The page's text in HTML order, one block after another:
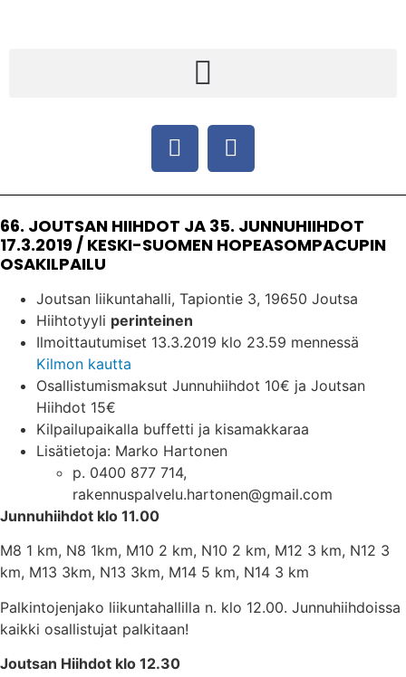
66. JOUTSAN HIIHDOT JA 35. JUNNUHIIHDOT
17.3.2019 / KESKI-SUOMEN HOPEASOMPACUPIN
OSAKILPAILU
Joutsan liikuntahalli, Tapiontie 3, 19650 Joutsa
Hiihtotyyli perinteinen
Ilmoittautumiset 13.3.2019 klo 23.59 mennessä
Kilmon kautta
Osallistumismaksut Junnuhiihdot 10€ ja Joutsan
Hiihdot 15€
Kilpailupaikalla buffetti ja kisamakkaraa
Lisätietoja: Marko Hartonen
p. 0400 877 714,
rakennuspalvelu.hartonen@gmail.com
Junnuhiihdot klo 11.00
M8 1 km, N8 1km, M10 2 km, N10 2 km, M12 3 km, N12 3
km, M13 3km, N13 3km, M14 5 km, N14 3 km
Palkintojenjako liikuntahallilla n. klo 12.00. Junnuhiihdoissa
kaikki osallistujat palkitaan!
Joutsan Hiihdot klo 12.30